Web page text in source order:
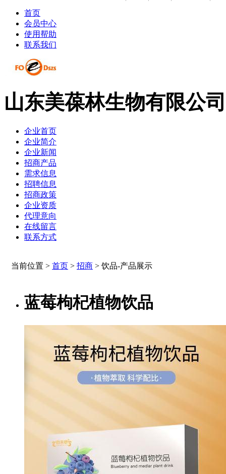
首页
会员中心
使用帮助
联系我们
山东美葆林生物有限公司
企业首页
企业简介
企业新闻
招商产品
需求信息
招聘信息
招商政策
企业资质
代理意向
在线留言
联系方式
当前位置 > 首页 > 招商 > 饮品-产品展示
蓝莓枸杞植物饮品